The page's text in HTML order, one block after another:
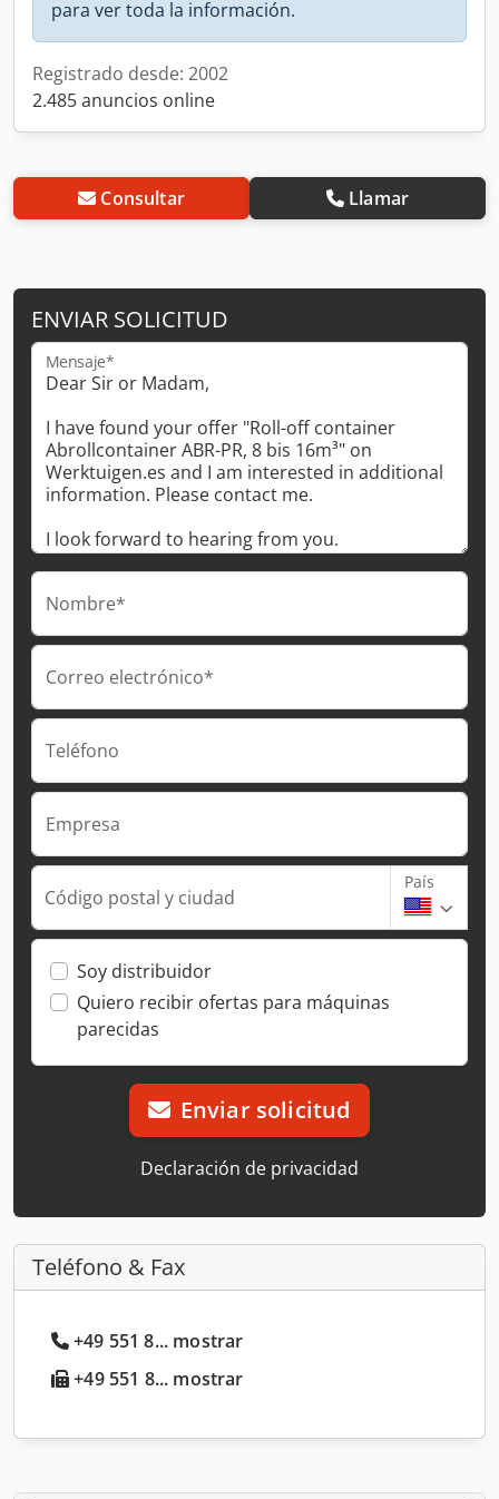
para ver toda la información.
Registrado desde: 2002
2.485 anuncios online
Consultar Llamar
ENVIAR SOLICITUD
Mensaje*
Nombre*
Correo electrónico*
Teléfono
Empresa
Código postal y ciudad
País
Soy distribuidor
Quiero recibir ofertas para máquinas
parecidas
Enviar solicitud
Declaración de privacidad
Teléfono & Fax
+49 551 8... mostrar
+49 551 8... mostrar